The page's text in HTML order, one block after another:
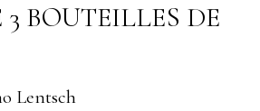
3 BOUTEILLES DE
Lentsch